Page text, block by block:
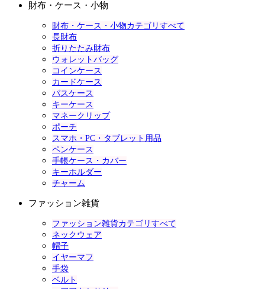
財布・ケース・小物
財布・ケース・小物カテゴリすべて
長財布
折りたたみ財布
ウォレットバッグ
コインケース
カードケース
パスケース
キーケース
マネークリップ
ポーチ
スマホ・PC・タブレット用品
ペンケース
手帳ケース・カバー
キーホルダー
チャーム
ファッション雑貨
ファッション雑貨カテゴリすべて
ネックウェア
帽子
イヤーマフ
手袋
ベルト